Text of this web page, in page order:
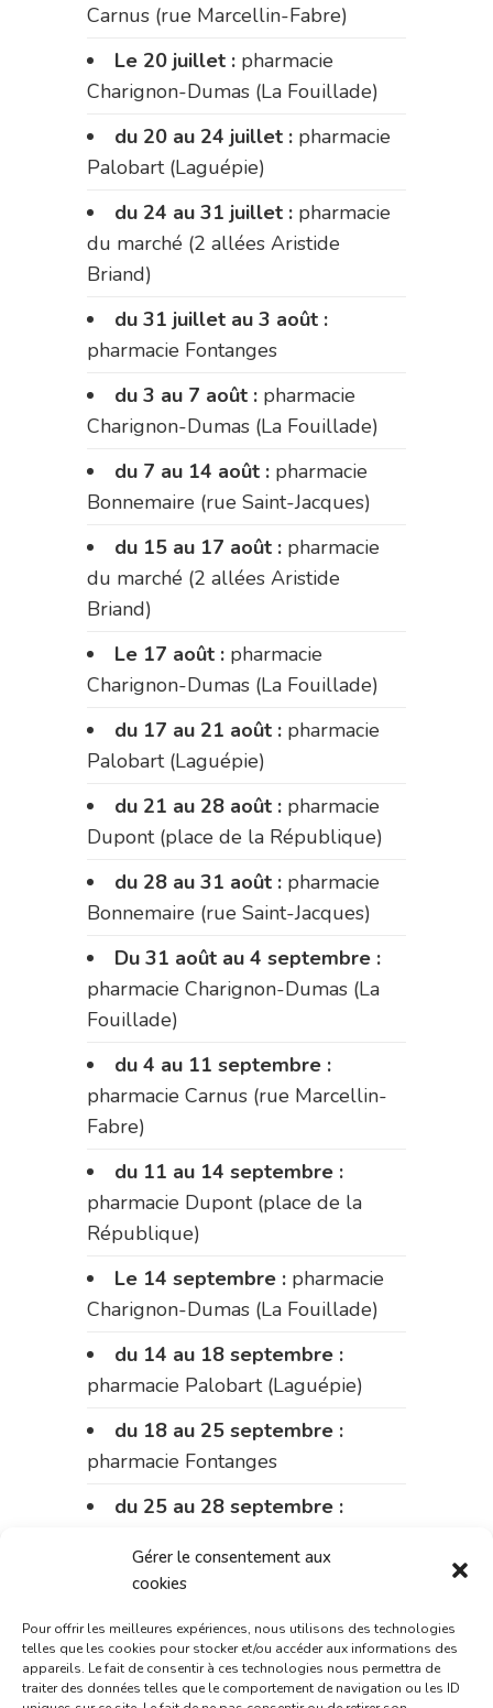
Gérer le consentement aux
cookies
Pour offrir les meilleures expériences, nous utilisons des technologies
telles que les cookies pour stocker et/ou accéder aux informations des
appareils. Le fait de consentir à ces technologies nous permettra de
traiter des données telles que le comportement de navigation ou les ID
Carnus (rue Marcellin-Fabre)
Le 20 juillet : pharmacie
Charignon-Dumas (La Fouillade)
du 20 au 24 juillet : pharmacie
Palobart (Laguépie)
du 24 au 31 juillet : pharmacie
du marché (2 allées Aristide
Briand)
du 31 juillet au 3 août :
pharmacie Fontanges
du 3 au 7 août : pharmacie
Charignon-Dumas (La Fouillade)
du 7 au 14 août : pharmacie
Bonnemaire (rue Saint-Jacques)
du 15 au 17 août : pharmacie
du marché (2 allées Aristide
Briand)
Le 17 août : pharmacie
Charignon-Dumas (La Fouillade)
du 17 au 21 août : pharmacie
Palobart (Laguépie)
du 21 au 28 août : pharmacie
Dupont (place de la République)
du 28 au 31 août : pharmacie
Bonnemaire (rue Saint-Jacques)
Du 31 août au 4 septembre :
pharmacie Charignon-Dumas (La
Fouillade)
du 4 au 11 septembre :
pharmacie Carnus (rue Marcellin-
Fabre)
du 11 au 14 septembre :
pharmacie Dupont (place de la
République)
Le 14 septembre : pharmacie
Charignon-Dumas (La Fouillade)
du 14 au 18 septembre :
pharmacie Palobart (Laguépie)
du 18 au 25 septembre :
pharmacie Fontanges
du 25 au 28 septembre :
Aristide Briand)
octobre :pharmacie Charignon-
Dumas (La Fouillade)